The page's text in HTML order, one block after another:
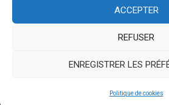
ACCEPTER
REFUSER
ENREGISTRER LES
Politique de cookies
Site géré par Auxilium-Secretariat